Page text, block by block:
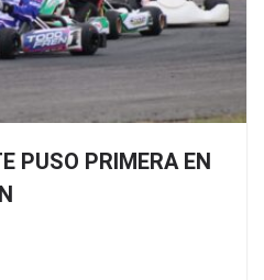
PUSO PRIMERA EN